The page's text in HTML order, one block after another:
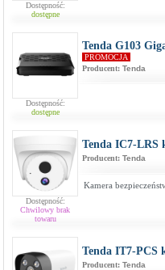
Dostępność:
dostępne
Dostępność:
dostępne
Tenda G103
PROMOCJA
Producent: Tenda
Dostępność:
Chwilowy brak
towaru
Tenda IC7-LRS
Producent: Tenda
Kamera
Tenda IT7-PCS
Producent: Tenda